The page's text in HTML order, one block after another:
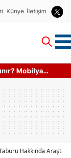
Künye İletişim
Mobilya
Hakkında